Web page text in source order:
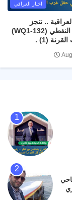
اخبار العراقي
.. تنجز
استصلاح البئر النفطي (WQ1-132)
(1) .